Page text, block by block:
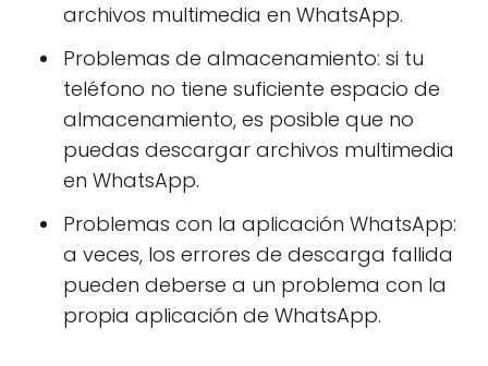
archivos multimedia en WhatsApp.
Problemas de almacenamiento: si tu
teléfono no tiene suficiente espacio de
almacenamiento, es posible que no
puedas descargar archivos multimedia
en WhatsApp.
Problemas con la aplicación WhatsApp:
a veces, los errores de descarga fallida
pueden deberse a un problema con la
propia aplicación de WhatsApp.